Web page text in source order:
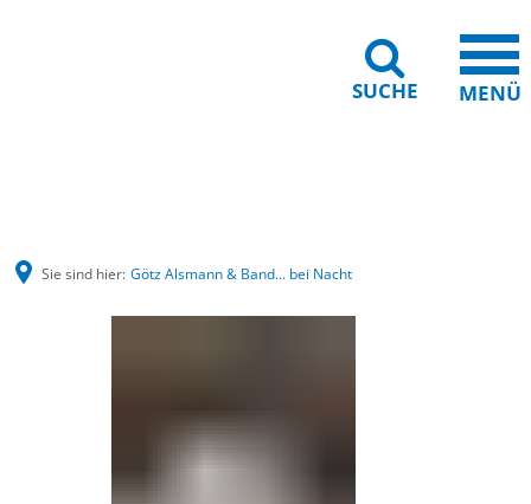
SUCHE MENÜ
Sie sind hier: Götz Alsmann & Band... bei Nacht